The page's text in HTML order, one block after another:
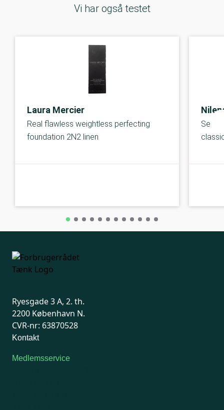
Vi har også testet
Laura Mercier
Real flawless weightless perfecting
foundation 2N2 linen
A-kolbe
Ryesgade 3 A, 2. th.
2200 København N.
CVR-nr: 63870528
Kontakt
Medlemsservice